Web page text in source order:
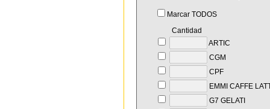
Marcar TODOS
Cantidad
ARTIC
CGM
CPF
EMMI CAFFE
G7 GELATI